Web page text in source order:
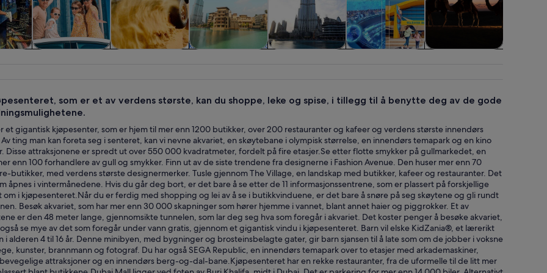
som er et av verdens største, kan du shoppe, leke og spise, i tillegg til å benytte deg av de gode
et gigantisk kjøpesenter, som er hjem til mer enn 1200 butikker, over 200 restauranter og kafeer og verdens største innendørs
ting man kan foreta seg i senteret, kan vi nevne akvariet, en skøytebane i olympisk størrelse, en innendørs temapark og en kino
Disse attraksjonene er spredt ut over 550 000 kvadratmeter, fordelt på fire etasjer.Se etter flotte smykker på gullmarkedet, en
enn 100 forhandlere av gull og smykker. Finn ut av de siste trendene fra designerne i Fashion Avenue. Den huser mer enn 70
butikker, med verdens største designermerker. Tusle gjennom The Village, en landskap med butikker, kafeer og restauranter. Det
åpnes i vintermånedene. Hvis du går deg bort, er det bare å se etter de 11 informasjonssentrene, som er plassert på forskjellige
i kjøpesenteret.Når du er ferdig med shopping og lei av å se i butikkvinduene, er det bare å snøre på seg skøytene og gli rundt
Besøk akvariet, som har mer enn 30 000 skapninger som hører hjemme i vannet, blant annet haier og piggrokker. Et av
er den 48 meter lange, gjennomsikte tunnelen, som lar deg seg hva som foregår i akvariet. Det koster penger å besøke akvariet,
se mye av det som foregår under vann gratis, gjennom et gigantisk vindu i kjøpesenteret. Barn vil elske KidZania®, et lærerikt
i alderen 4 til 16 år. Denne minibyen, med bygninger og brosteinsbelagte gater, gir barn sjansen til å late som om de jobber i voksne
kunster, brannmann og fotograf. Du har også SEGA Republic, en innendørs temapark over to etasjer med arkademaskiner,
attraksjoner og en innendørs berg-og-dal-bane.Kjøpesenteret har en rekke restauranter, fra de uformelle til de litt mer